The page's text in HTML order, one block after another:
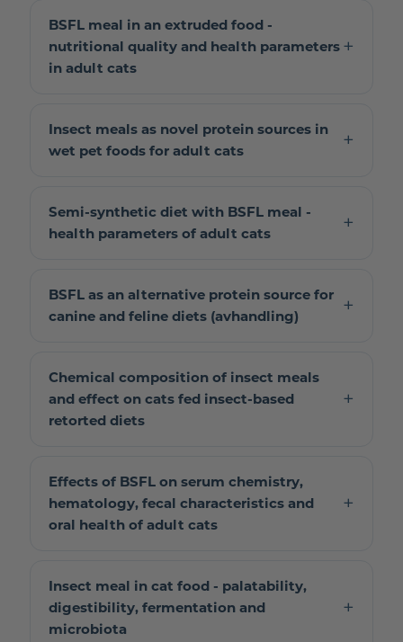
BSFL meal in an extruded food -
nutritional quality and health parameters
in adult cats
Insect meals as novel protein sources in
wet pet foods for adult cats
Semi-synthetic diet with BSFL meal -
health parameters of adult cats
BSFL as an alternative protein source for
canine and feline diets (avhandling)
Chemical composition of insect meals
and effect on cats fed insect-based
retorted diets
Effects of BSFL on serum chemistry,
hematology, fecal characteristics and
oral health of adult cats
Insect meal in cat food - palatability,
digestibility, fermentation and
microbiota